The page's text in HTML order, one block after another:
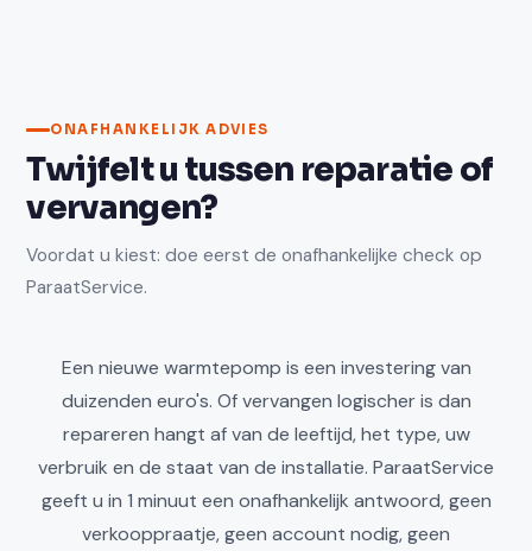
ONAFHANKELIJK ADVIES
Twijfelt u tussen reparatie of
vervangen?
Voordat u kiest: doe eerst de onafhankelijke check op
ParaatService.
Een nieuwe warmtepomp is een investering van
duizenden euro's. Of vervangen logischer is dan
repareren hangt af van de leeftijd, het type, uw
verbruik en de staat van de installatie. ParaatService
geeft u in 1 minuut een onafhankelijk antwoord, geen
verkooppraatje, geen account nodig, geen